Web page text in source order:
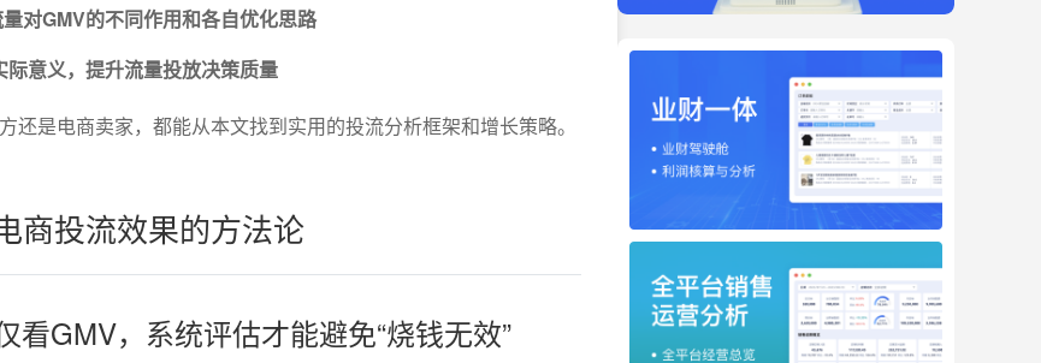
对GMV的不同作用和各自优化思路
意义，提升流量投放决策质量
还是电商卖家，都能从本文找到实用的投流分析框架和增长策略。
商投流效果的方法论
看GMV，系统评估才能避免“烧钱无效”